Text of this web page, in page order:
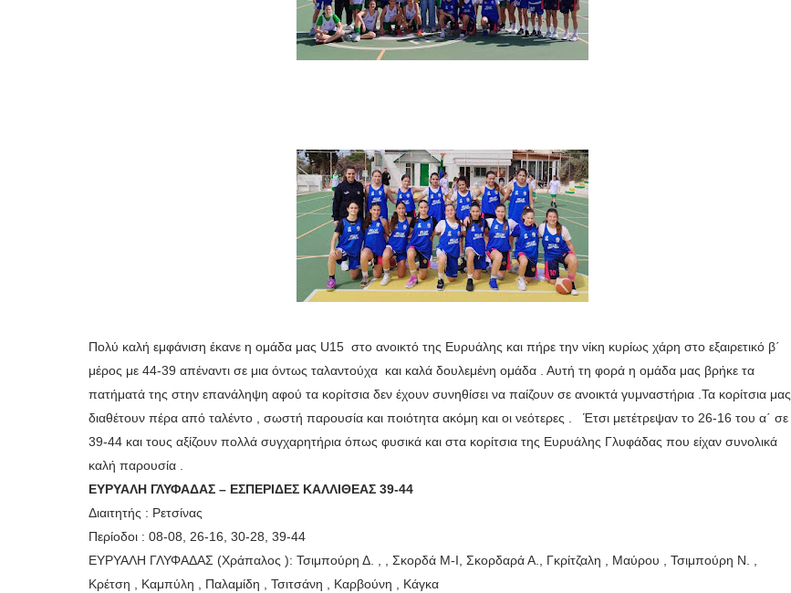
Πολύ καλή εμφάνιση έκανε η ομάδα μας U15 στο ανοικτό της Ευρυάλης και πήρε την νίκη κυρίως χάρη στο εξαιρετικό β΄
μέρος με 44-39 απέναντι σε μια όντως ταλαντούχα και καλά δουλεμένη ομάδα . Αυτή τη φορά η ομάδα μας βρήκε τα
πατήματά της στην επανάληψη αφού τα κορίτσια δεν έχουν συνηθίσει να παίζουν σε ανοικτά γυμναστήρια .Τα κορίτσια μας
διαθέτουν πέρα από ταλέντο , σωστή παρουσία και ποιότητα ακόμη και οι νεότερες . Έτσι μετέτρεψαν το 26-16 του α΄ σε
39-44 και τους αξίζουν πολλά συγχαρητήρια όπως φυσικά και στα κορίτσια της Ευρυάλης Γλυφάδας που είχαν συνολικά
καλή παρουσία .
ΕΥΡΥΑΛΗ ΓΛΥΦΑΔΑΣ – ΕΣΠΕΡΙΔΕΣ ΚΑΛΛΙΘΕΑΣ 39-44
Διαιτητής : Ρετσίνας
Περίοδοι : 08-08, 26-16, 30-28, 39-44
ΕΥΡΥΑΛΗ ΓΛΥΦΑΔΑΣ (Χράπαλος ): Τσιμπούρη Δ. , , Σκορδά Μ-Ι, Σκορδαρά Α., Γκρίτζαλη , Μαύρου , Τσιμπούρη Ν. ,
Κρέτση , Καμπύλη , Παλαμίδη , Τσιτσάνη , Καρβούνη , Κάγκα